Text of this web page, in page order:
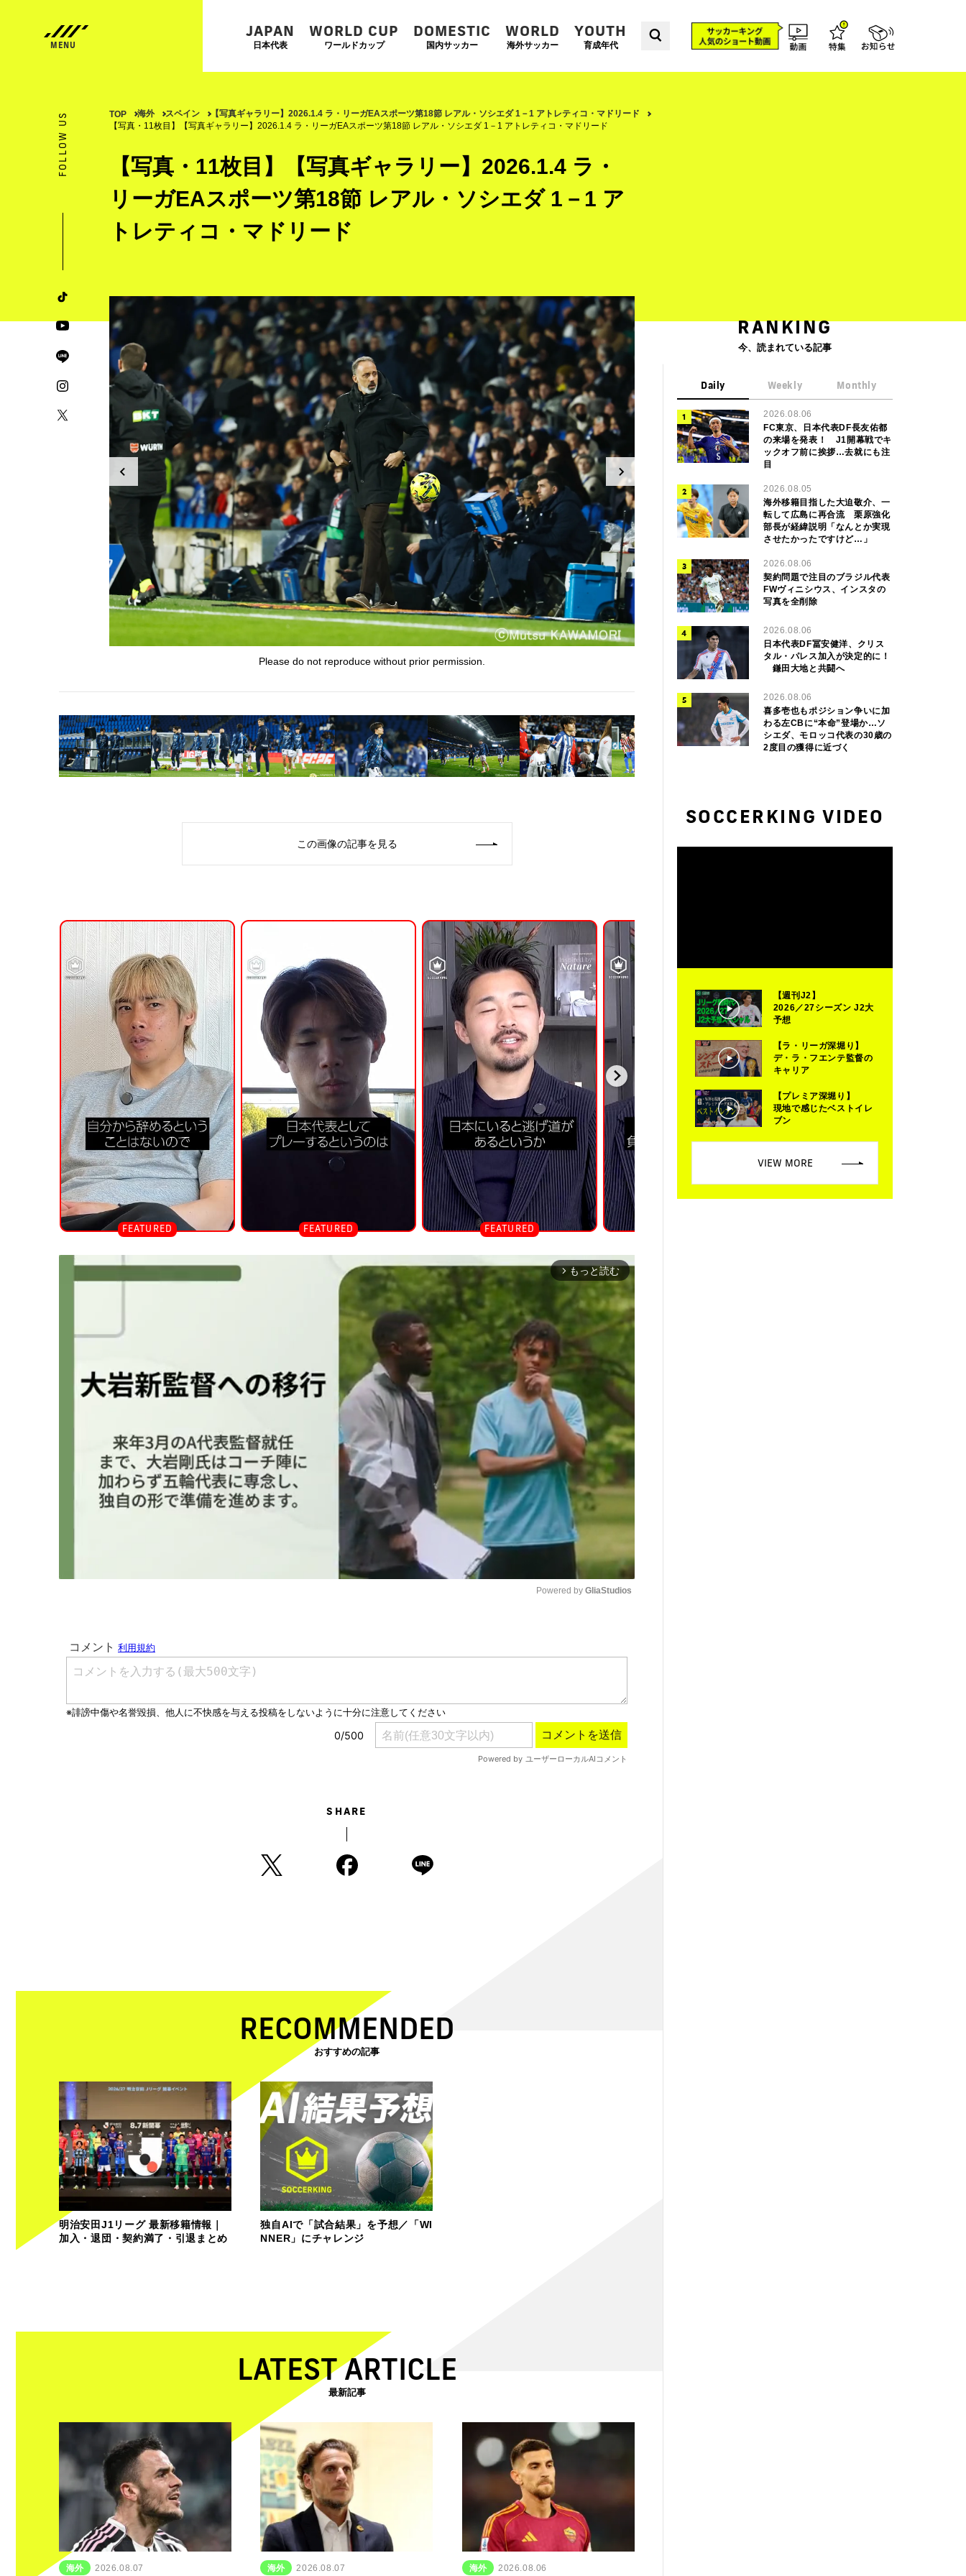
JAPAN
日本代表
WORLD CUP
ワールドカップ
DOMESTIC
国内サッカー
WORLD
海外サッカー
YOUTH
育成年代
FOLLOW US TOP 海外 スペイン
【写真ギャラリー】2026.1.4 ラ・リーガEAスポーツ第18節 レアル・ソシエダ 1－1 アトレティコ・マドリード
【写真・11枚目】【写真ギャラリー】2026.1.4 ラ・リーガEAスポーツ第18節 レアル・ソシエダ 1－1 アトレティコ・マドリード
【写真・11枚目】【写真ギャラリー】2026.1.4 ラ・
リーガEAスポーツ第18節 レアル・ソシエダ 1－1 ア
トレティコ・マドリード
Please do not reproduce without prior permission.
この画像の記事を見る
arrow_forward_ios もっと読む
Powered by GliaStudios
SHARE
RECOMMENDED
おすすめの記事
明治安田J1リーグ 最新移籍情報｜
加入・退団・契約満了・引退まとめ
独自AIで「試合結果」を予想／「WI
NNER」にチャレンジ
LATEST ARTICLE
最新記事
海外 2026.08.07 海外 2026.08.07 海外 2026.08.06
RANKING
今、読まれている記事
Daily Weekly Monthly
2026.08.06
FC東京、日本代表DF長友佑都
の来場を発表！ J1開幕戦でキ
ックオフ前に挨拶…去就にも注
目
2026.08.05
海外移籍目指した大迫敬介、一
転して広島に再合流 栗原強化
部長が経緯説明「なんとか実現
させたかったですけど…」
2026.08.06
契約問題で注目のブラジル代表
FWヴィニシウス、インスタの
写真を全削除
2026.08.06
日本代表DF冨安健洋、クリス
タル・パレス加入が決定的に！
鎌田大地と共闘へ
2026.08.06
喜多壱也もポジション争いに加
わる左CBに“本命”登場か…ソ
シエダ、モロッコ代表の30歳の
2度目の獲得に近づく
SOCCERKING VIDEO
【週刊J2】
2026／27シーズン J2大
予想
【ラ・リーガ深堀り】
デ・ラ・フエンテ監督の
キャリア
【プレミア深堀り】
現地で感じたベストイレ
ブン
VIEW MORE